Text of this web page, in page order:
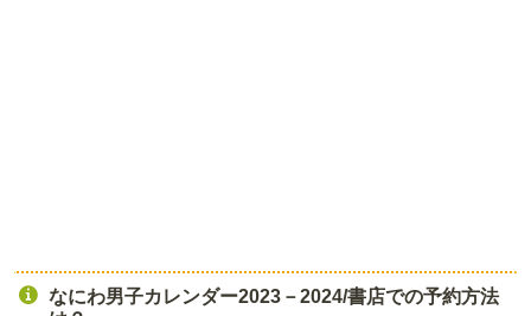
なにわ男子カレンダー2023－2024/書店での予約方法